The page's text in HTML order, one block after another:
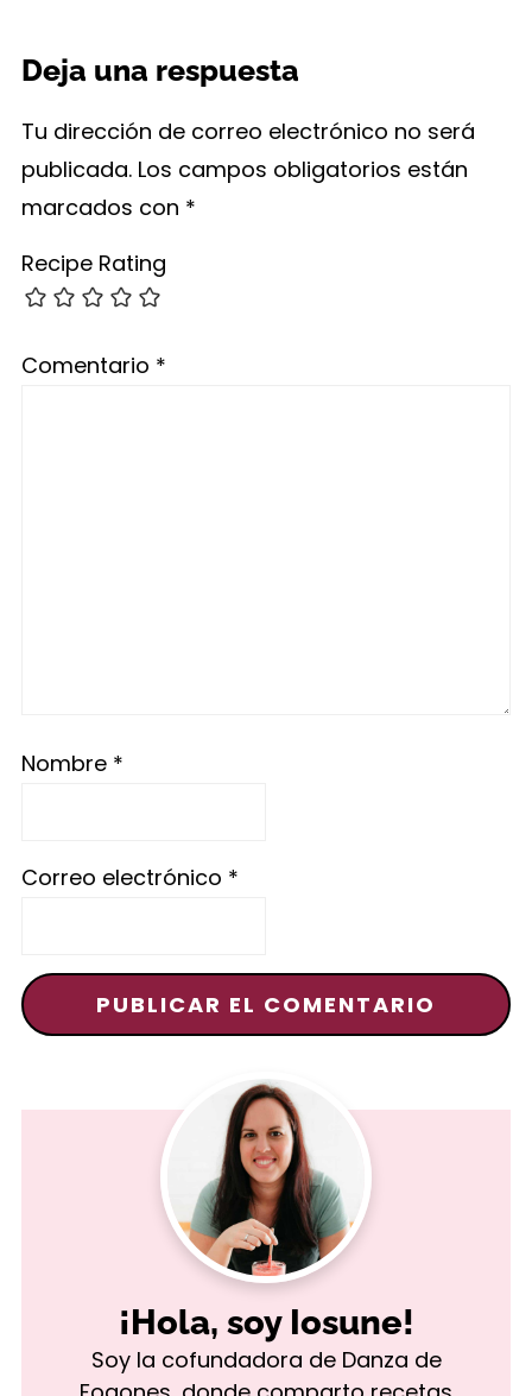
Deja una respuesta
Tu dirección de correo electrónico no será
publicada. Los campos obligatorios están
marcados con *
Recipe Rating
Comentario *
Nombre *
Correo electrónico *
¡Hola, soy Iosune!
Soy la cofundadora de Danza de